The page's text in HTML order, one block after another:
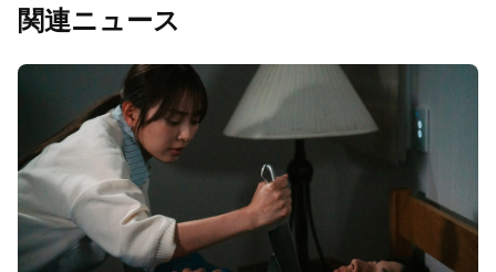
関連ニュース